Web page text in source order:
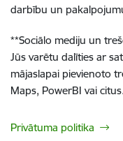
darbību un
**Sociālo mediju un
Jūs varētu dalīties ar
mājaslapai pievienoto
Maps, PowerBI vai citus.
Privātuma politika